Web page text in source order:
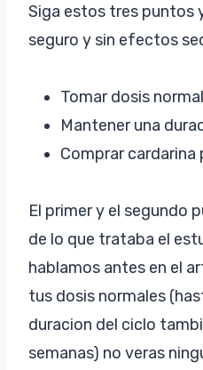
Siga estos tres puntos
seguro y sin efectos
Tomar dosis
Mantener una
Comprar cardarina
El primer y el segundo
de lo que trataba el
hablamos antes en el
tus dosis normales
duracion del ciclo
semanas) no veras